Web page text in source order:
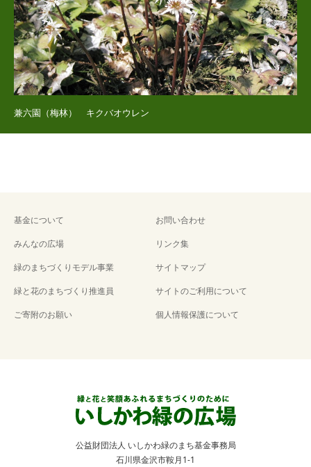
兼六園（梅林） キクバオウレン
基金について
みんなの広場
緑のまちづくりモデル事業
緑と花のまちづくり推進員
ご寄附のお願い
お問い合わせ
リンク集
サイトマップ
サイトのご利用について
個人情報保護について
公益財団法人 いしかわ緑のまち基金事務局
石川県金沢市鞍月1-1